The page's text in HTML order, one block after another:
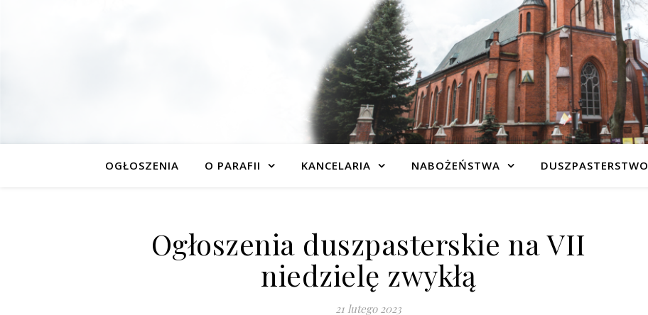
OGŁOSZENIA O PARAFII KANCELARIA NABOŻEŃSTWA DUSZPASTERSTWO
Ogłoszenia duszpasterskie na VII
niedzielę zwykłą
21 lutego 2023